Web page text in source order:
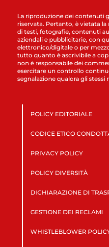
La riproduzione dei contenuti
riservata. Pertanto, è vietata la
di testi, fotografie, contenuti
aziendali e pubblicitarie, con
elettronico/digitale o per
tutto quanto è ascrivibile a
non è responsabile dei
esercitare un controllo
segnalazione qualora gli
POLICY EDITORIALE
CODICE ETICO
PRIVACY POLICY
POLICY DIVERSITÀ
DICHIARAZIONE DI
GESTIONE DEI RECLAMI
WHISTLEBLOWER